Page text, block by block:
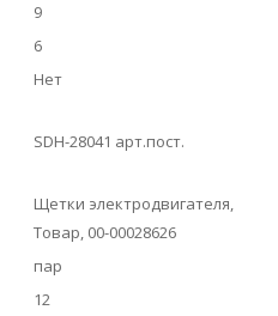
9
6
Нет
SDH-28041 арт.пост.
Щетки электродвигателя,
Товар, 00-00028626
пар
12